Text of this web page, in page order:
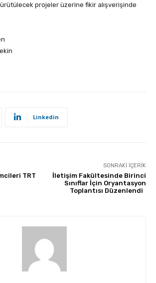
projeler üzerine fikir alışverişinde
Linkedin
TRT
SONRAKI İÇERIK
İletişim Fakültesinde Birinci
Sınıflar İçin Oryantasyon
Toplantısı Düzenlendi